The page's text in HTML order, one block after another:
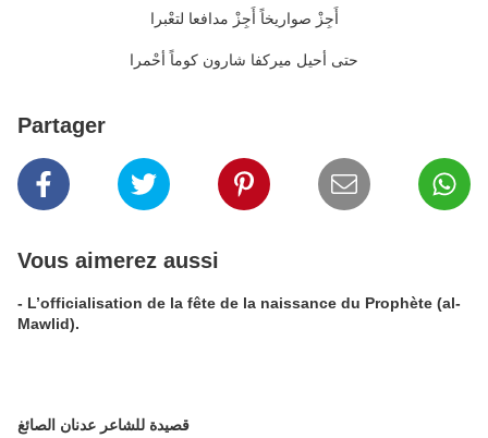
أَجِزْ صواريخاً أَجِزْ مدافعا لتعْبرا
حتى أحيل ميركفا شارون كوماً أحْمرا
Partager
Vous aimerez aussi
- L’officialisation de la fête de la naissance du Prophète (al-
Mawlid).
قصيدة للشاعر عدنان الصائغ